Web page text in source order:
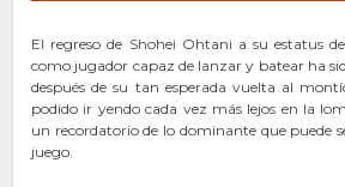
El regreso de Shohei Ohtani a su estatus
como jugador capaz de lanzar y batear ha
después de su tan esperada vuelta al
podido ir yendo cada vez más lejos en la
un recordatorio de lo dominante que puede
juego.